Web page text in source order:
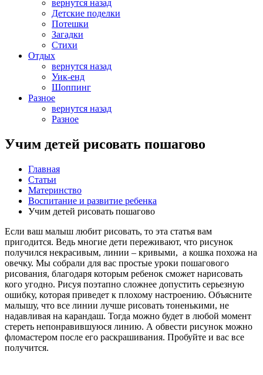
вернутся назад
Детские поделки
Потешки
Загадки
Стихи
Отдых
вернутся назад
Уик-енд
Шоппинг
Разное
вернутся назад
Разное
Учим детей рисовать пошагово
Главная
Статьи
Материнство
Воспитание и развитие ребенка
Учим детей рисовать пошагово
Если ваш малыш любит рисовать, то эта статья вам
пригодится. Ведь многие дети переживают, что рисунок
получился некрасивым, линии – кривыми, а кошка похожа на
овечку. Мы собрали для вас простые уроки пошагового
рисования, благодаря которым ребенок сможет нарисовать
кого угодно. Рисуя поэтапно сложнее допустить серьезную
ошибку, которая приведет к плохому настроению. Объясните
малышу, что все линии лучше рисовать тоненькими, не
надавливая на карандаш. Тогда можно будет в любой момент
стереть непонравившуюся линию. А обвести рисунок можно
фломастером после его раскрашивания. Пробуйте и вас все
получится.